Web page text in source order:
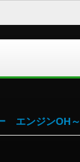
エンジンOH～